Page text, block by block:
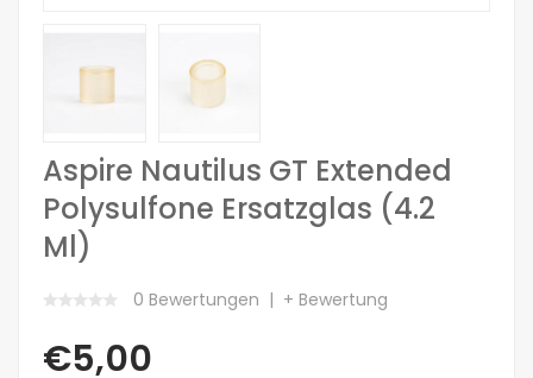
Aspire Nautilus GT Extended
Polysulfone Ersatzglas (4.2
Ml)
0 Bewertungen + Bewertung
€5,00